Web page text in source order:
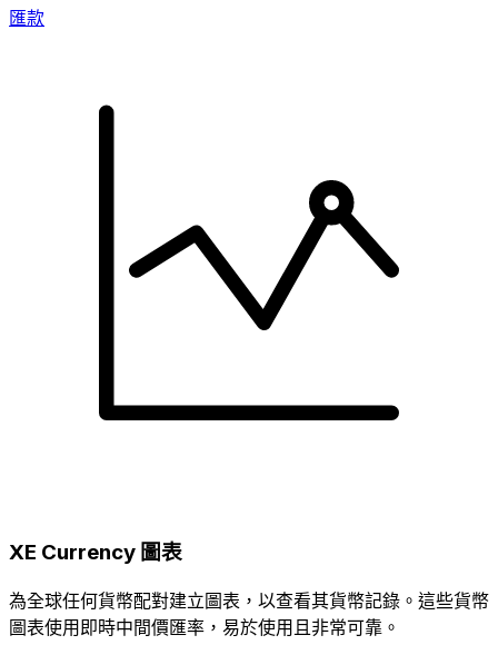
匯款
XE Currency 圖表
為全球任何貨幣配對建立圖表，以查看其貨幣記錄。這些貨幣
圖表使用即時中間價匯率，易於使用且非常可靠。